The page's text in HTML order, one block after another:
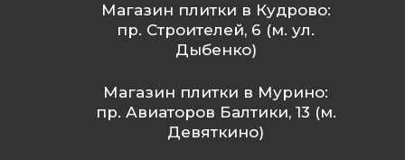
Магазин плитки в Кудрово:
пр. Строителей, 6 (м. ул.
Дыбенко)
Магазин плитки в Мурино:
пр. Авиаторов Балтики, 13 (м.
Девяткино)